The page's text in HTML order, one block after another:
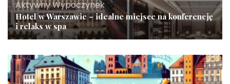
Aktywny Wypoczynek
Hotel w Warszawie – idealne miejsce na konferencję
i relaks w spa